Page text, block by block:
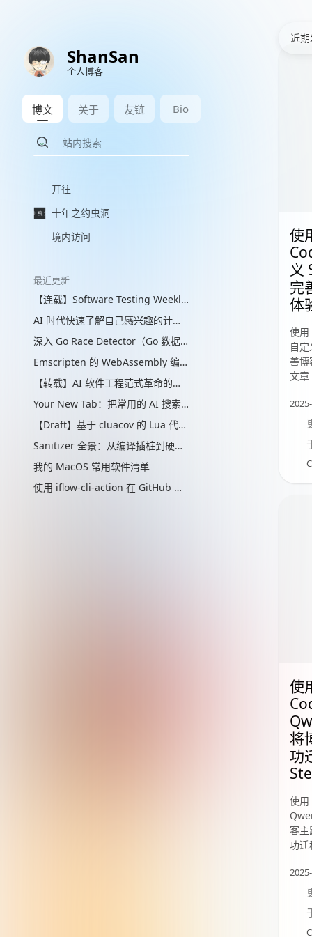
ShanSan
个人博客
博文 关于 友链 Bio
开往
十年之约虫洞
境内访问
最近更新
【连载】Software Testing Weekly 图文解读 with VLM
AI 时代快速了解自己感兴趣的计算机辅助的“制作工艺”管线
深入 Go Race Detector（Go 数据竞争检测器）：从编译器插桩到 ThreadSanitizer 运行时
Emscripten 的 WebAssembly 编译实现解析
【转载】AI 软件工程范式革命的思考
Your New Tab：把常用的 AI 搜索放进新标签页
【Draft】基于 cluacov 的 Lua 代码分支覆盖率统计：从行级近似到指令级精确
Sanitizer 全景：从编译插桩到硬件标签的内存安全检测演进
我的 MacOS 常用软件清单
使用 iflow-cli-action 在 GitHub 与 Qwen3-Coder、Kimi K2 一起快速提升你的生产力
近
使
义
完
体
使
自
善博
文
使
将
功
使
客
功